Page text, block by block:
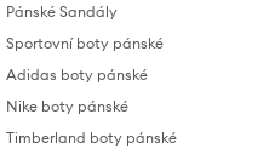
Pánské Sandály
Sportovní boty pánské
Adidas boty pánské
Nike boty pánské
Timberland boty pánské